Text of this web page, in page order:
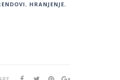
, HRANJENJE,